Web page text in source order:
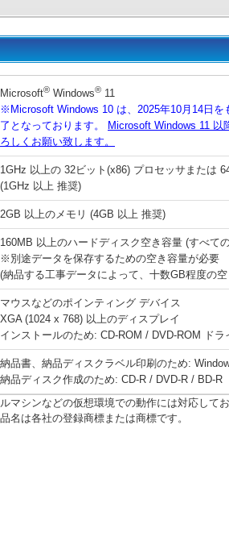
Microsoft® Windows® 11
※Microsoft Windows 10 は、2025年10月14日
了となっております。
Microsoft Windows 11 以
ろしくお願い致します。
1GHz 以上の 32ビット(x86) プロセッサまたは
(1GHz 以上 推奨)
2GB 以上のメモリ (4GB 以上 推奨)
160MB 以上のハードディスク空き容量 (すべて
※別途データを保存するための空き容量が必要
(納品する工事データによって、十数GB程度の
マウスなどのポインティング デバイス
XGA (1024 x 768) 以上のディスプレイ
インストールのため: CD-ROM / DVD-ROM ドラ
納品書、納品ディスクラベル印刷のため:
納品ディスク作成のため: CD-R / DVD-R / BD-R
マシンなどの仮想環境での動作には対応して
名は各社の登録商標または商標です。